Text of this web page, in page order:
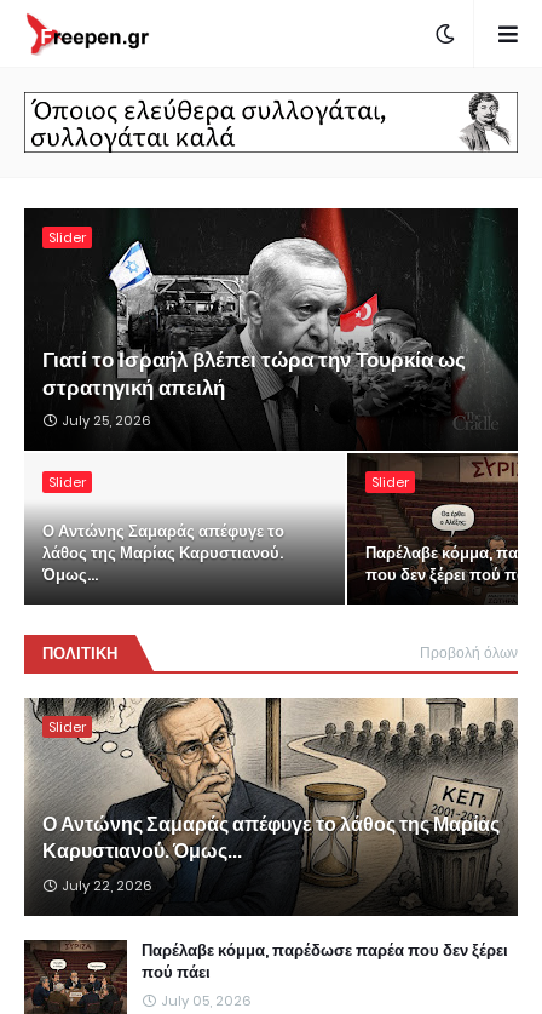
Slider
Γιατί το Ισραήλ βλέπει τώρα την Τουρκία ως
στρατηγική απειλή
July 25, 2026
Slider
Ο Αντώνης Σαμαράς απέφυγε το
λάθος της Μαρίας Καρυστιανού.
Όμως...
Slider
Παρέλαβε κόμμα,
που δεν ξέρει πού πάει
ΠΟΛΙΤΙΚΗ Προβολή όλων
Slider
Ο Αντώνης Σαμαράς απέφυγε το λάθος της Μαρίας
Καρυστιανού. Όμως...
July 22, 2026
Παρέλαβε κόμμα, παρέδωσε παρέα που δεν ξέρει
πού πάει
July 05, 2026